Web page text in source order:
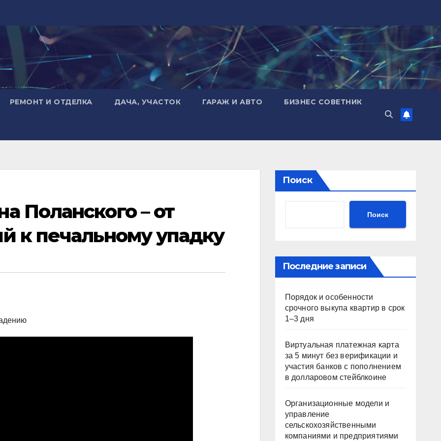
РЕМОНТ И ОТДЕЛКА ДАЧА, УЧАСТОК ГАРАЖ И АВТО БИЗНЕС СОВЕТНИК
Поланского – от
к печальному упадку
Поиск
Поиск
Последние записи
Порядок и особенности
срочного выкупа квартир в срок
1–3 дня
Виртуальная платежная карта
за 5 минут без верификации и
участия банков с пополнением
в долларовом стейблкоине
Организационные модели и
управление
сельскохозяйственными
компаниями и предприятиями